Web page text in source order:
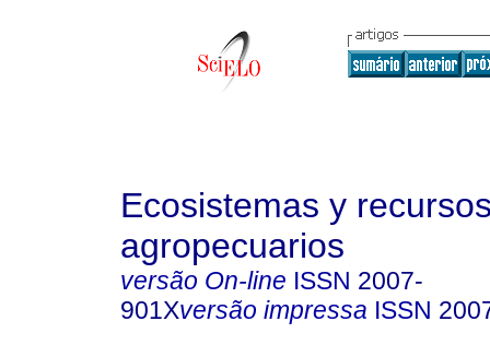
Ecosistemas y
agropecuarios
versão On-line ISSN 2007-
901Xversão impressa ISSN